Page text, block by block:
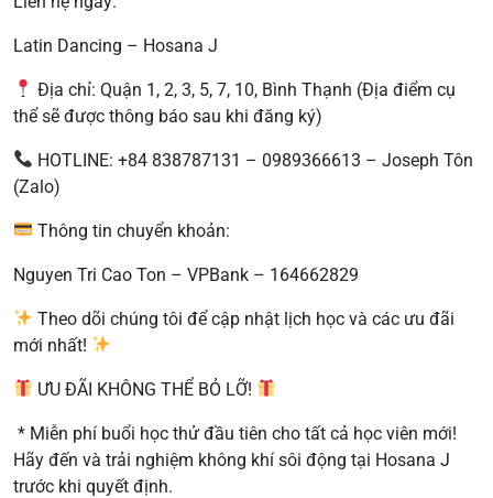
Latin Dancing – Hosana J
Địa chỉ: Quận 1, 2, 3, 5, 7, 10, Bình Thạnh (Địa điểm cụ
thể sẽ được thông báo sau khi đăng ký)
HOTLINE: +84 838787131 – 0989366613 – Joseph Tôn
(Zalo)
Thông tin chuyển khoản:
Nguyen Tri Cao Ton – VPBank – 164662829
Theo dõi chúng tôi để cập nhật lịch học và các ưu đãi
mới nhất!
ƯU ĐÃI KHÔNG THỂ BỎ LỠ!
* Miễn phí buổi học thử đầu tiên cho tất cả học viên mới!
Hãy đến và trải nghiệm không khí sôi động tại Hosana J
trước khi quyết định.